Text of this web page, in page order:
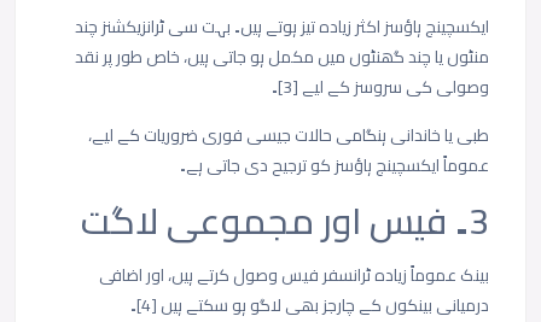
ایکسچینجہاؤسزاکثرزیادہتیزہوتےہیں۔بہتسیٹرانزیکشنزچند
منٹوںیاچندگھنٹوںمیںمکملہوجاتیہیں،خاصطورپرنقد
وصولیکیسروسزکےلیے[3] ۔
طبییاخاندانیہنگامیحالاتجیسیفوریضروریاتکےلیے،
عموماًایکسچینجہاؤسزکوترجیحدیجاتیہے۔
3۔ فیساورمجموعیلاگت
بینکعموماًزیادہٹرانسفرفیسوصولکرتےہیں،اوراضافی
درمیانیبینکوںکےچارجزبھیلاگوہوسکتےہیں[4] ۔